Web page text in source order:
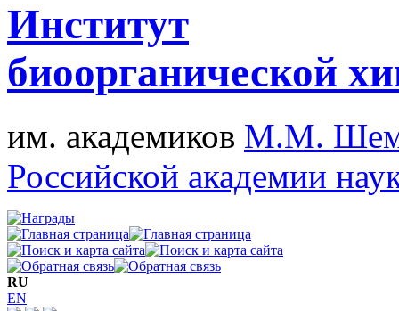
Институт
биоорганической
им. академиков М.М.
Российской академии
RU
EN